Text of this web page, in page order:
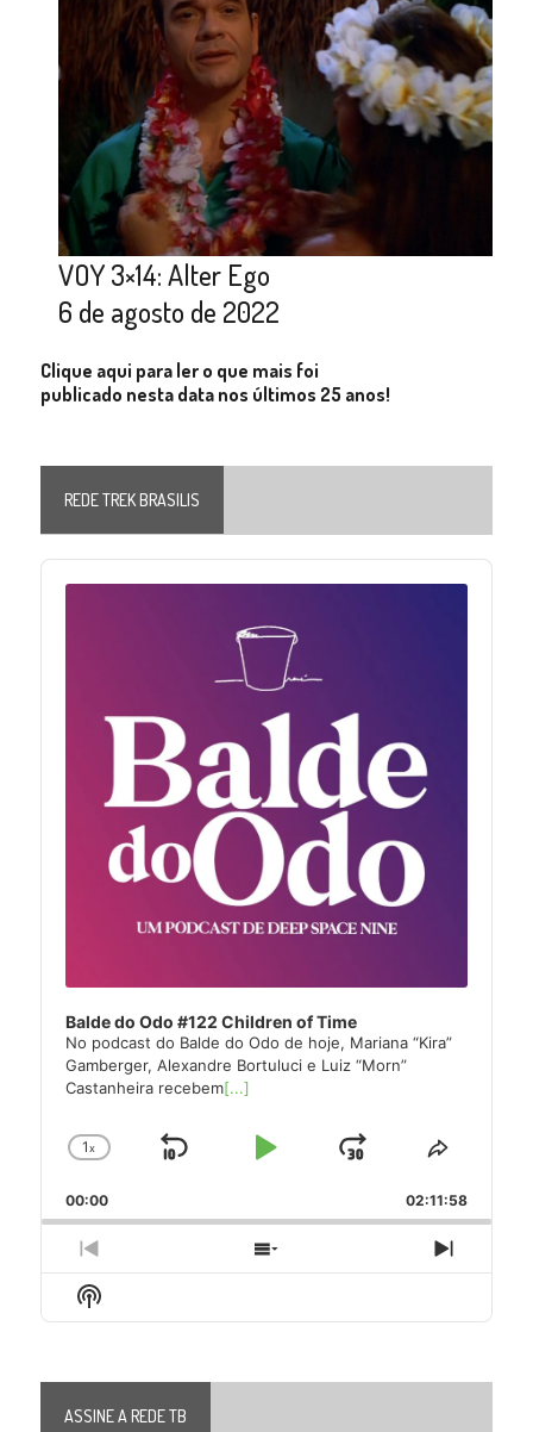
VOY 3×14: Alter Ego
6 de agosto de 2022
Clique aqui para ler o que mais foi
publicado nesta data nos últimos 25 anos!
REDE TREK BRASILIS
Audio
Player
Balde do Odo #122 Children of Time
No podcast do Balde do Odo de hoje, Mariana “Kira”
Gamberger, Alexandre Bortuluci e Luiz “Morn”
Castanheira recebem[...]
Change
Rate
1x
Skip
Play
Jump
Forward
Share
Episode
00:00 02:11:58
Previous
Episode
Show
Episodes
Next
Episode
Show
Podcast
ASSINE A REDE TB